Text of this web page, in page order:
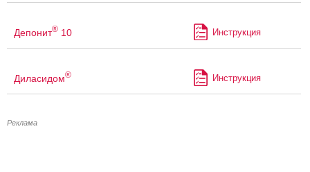
Депонит® 10 Инструкция
Диласидом® Инструкция
Реклама